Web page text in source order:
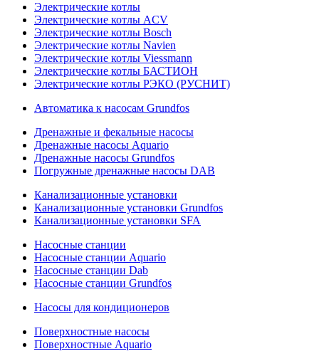
Электрические котлы
Электрические котлы ACV
Электрические котлы Bosch
Электрические котлы Navien
Электрические котлы Viessmann
Электрические котлы БАСТИОН
Электрические котлы РЭКО (РУСНИТ)
Автоматика к насосам Grundfos
Дренажные и фекальные насосы
Дренажные насосы Aquario
Дренажные насосы Grundfos
Погружные дренажные насосы DAB
Канализационные установки
Канализационные установки Grundfos
Канализационные установки SFA
Насосные станции
Насосные станции Aquario
Насосные станции Dab
Насосные станции Grundfos
Насосы для кондиционеров
Поверхностные насосы
Поверхностные Aquario